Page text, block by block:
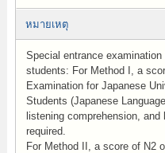
หมายเหตุ
Special entrance
students: For Method I, a
Examination for Japanese
Students (Japanese
listening comprehension,
required.
For Method II, a score of N2